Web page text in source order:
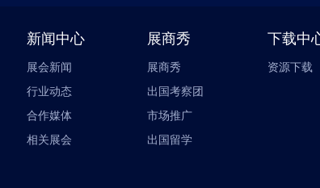
新闻中心
展会新闻
行业动态
合作媒体
相关展会
展商秀
展商秀
出国考察团
市场推广
出国留学
下载中
资源下载